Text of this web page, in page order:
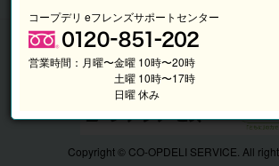
Copyright © CO-OPDELI SERVICE. All
コープデリ eフレンズサポートセンター
営業時間： 月曜〜金曜 10時〜20時
土曜 10時〜17時
日曜 休み